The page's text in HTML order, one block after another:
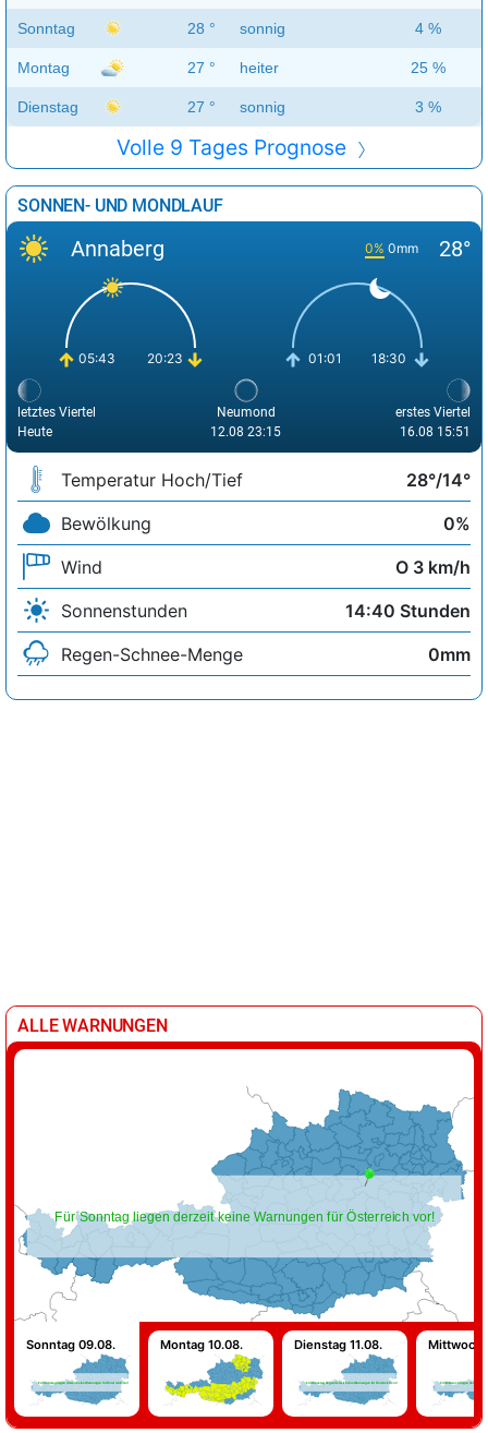
Sonntag 28 ° sonnig 4 %
Montag 27 ° heiter 25 %
Dienstag 27 ° sonnig 3 %
Volle 9 Tages Prognose
SONNEN- UND MONDLAUF
Annaberg 0% 0mm 28°
05:43 20:23 01:01 18:30
letztes Viertel
Heute
Neumond
12.08 23:15
erstes Viertel
16.08 15:51
Temperatur Hoch/Tief
28°/14°
Bewölkung
0%
Wind
O 3 km/h
Sonnenstunden
14:40 Stunden
Regen-Schnee-Menge
0mm
ALLE WARNUNGEN
Für Sonntag liegen derzeit keine Warnungen für Österreich vor!
Sonntag 09.08.
Für Sonntag liegen derzeit keine Warnungen für Österreich vor!
Montag 10.08. Dienstag 11.08.
Für Dienstag liegen derzeit keine Warnungen für Österreich vor!
Mittwoch
Für Mittwoch liegen derzeit